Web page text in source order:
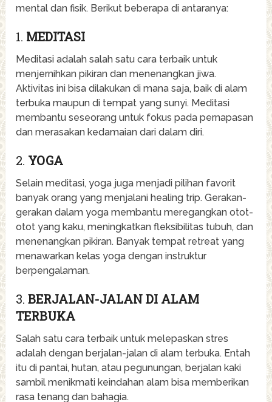
mental dan fisik. Berikut beberapa di antaranya:
1. MEDITASI
Meditasi adalah salah satu cara terbaik untuk
menjernihkan pikiran dan menenangkan jiwa.
Aktivitas ini bisa dilakukan di mana saja, baik di alam
terbuka maupun di tempat yang sunyi. Meditasi
membantu seseorang untuk fokus pada pernapasan
dan merasakan kedamaian dari dalam diri.
2. YOGA
Selain meditasi, yoga juga menjadi pilihan favorit
banyak orang yang menjalani healing trip. Gerakan-
gerakan dalam yoga membantu meregangkan otot-
otot yang kaku, meningkatkan fleksibilitas tubuh, dan
menenangkan pikiran. Banyak tempat retreat yang
menawarkan kelas yoga dengan instruktur
berpengalaman.
3.BERJALAN-JALAN DI ALAM
TERBUKA
Salah satu cara terbaik untuk melepaskan stres
adalah dengan berjalan-jalan di alam terbuka. Entah
itu di pantai, hutan, atau pegunungan, berjalan kaki
sambil menikmati keindahan alam bisa memberikan
rasa tenang dan bahagia.